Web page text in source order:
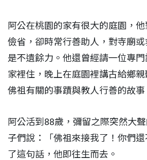
阿公在桃園的家有很大的庭園，
儉省，卻時常行善助人，對寺廟
是不遺餘力。他還曾經請一位專門
家裡住，晚上在庭園裡講古給鄉
佛祖有關的事蹟與教人行善的故事
阿公活到88歲，彌留之際突然大
子們說：「佛祖來接我了！你們
了這句話，他即往生而去。